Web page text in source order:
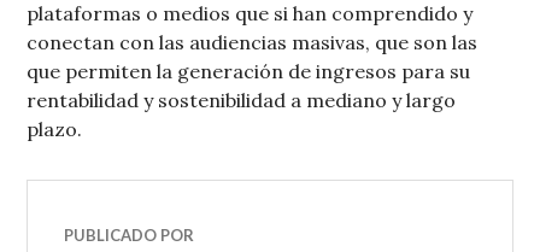
plataformas o medios que si han comprendido y
conectan con las audiencias masivas, que son las
que permiten la generación de ingresos para su
rentabilidad y sostenibilidad a mediano y largo
plazo.
PUBLICADO POR